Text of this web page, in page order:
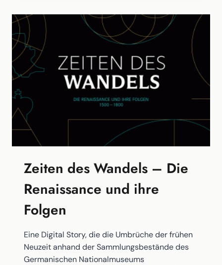
Zeiten des Wandels – Die
Renaissance und ihre
Folgen
Eine Digital Story, die die Umbrüche der frühen
Neuzeit anhand der Sammlungsbestände des
Germanischen Nationalmuseums